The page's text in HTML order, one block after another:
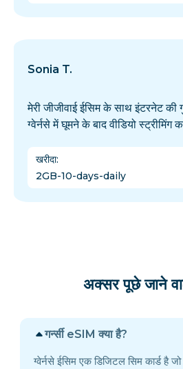
Sonia T.
मेरी जीजीवाई ईसिम के साथ इंटरनेट की
ग्वेर्नसे में घूमने के बाद वीडियो
खरीदा:
2GB-10-days-daily
अक्सर पूछे जाने
गर्न्सी eSIM क्या है?
ग्वेर्नसे ईसिम एक डिजिटल सिम कार्ड है